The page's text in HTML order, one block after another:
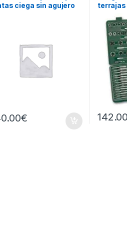
ciega sin agujero
€
otros
terrajas